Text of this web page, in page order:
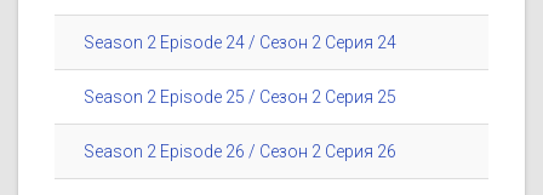
Season 2 Episode 24 / Сезон 2 Серия 24
Season 2 Episode 25 / Сезон 2 Серия 25
Season 2 Episode 26 / Сезон 2 Серия 26